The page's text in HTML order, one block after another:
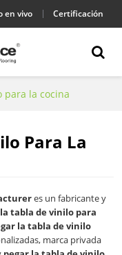
en vivo Certificación
para la cocina
Para La
es un fabricante y
tabla de vinilo para
la tabla de vinilo
marca privada